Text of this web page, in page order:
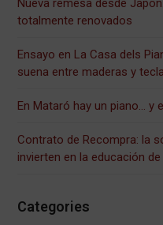
Nueva remesa desde
totalmente renovados
Ensayo en La Casa dels
suena entre maderas y
En Mataró hay un piano… y
Contrato de Recompra: la
invierten en la educación
Categories